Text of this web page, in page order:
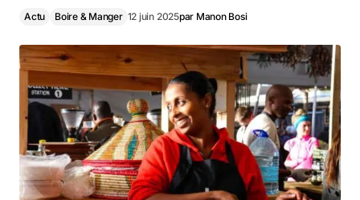
Actu Boire & Manger 12 juin 2025par Manon Bosi